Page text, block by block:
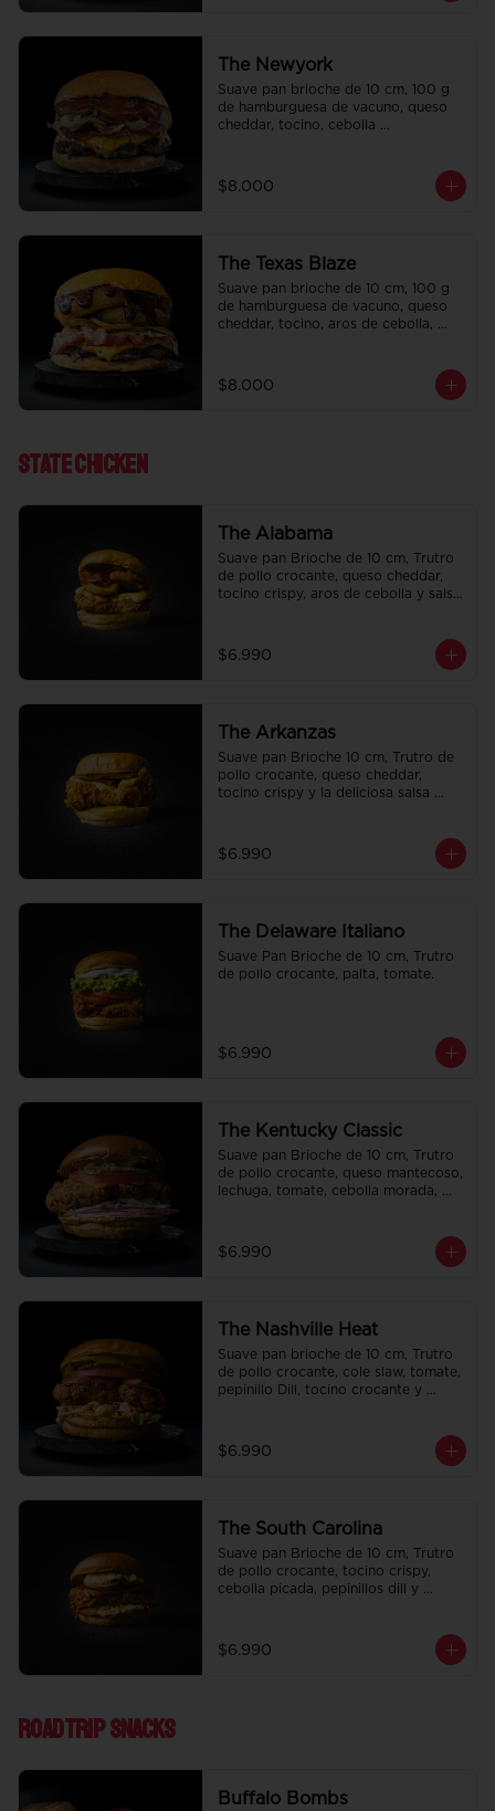
The Newyork
Suave pan brioche de 10 cm, 100 g
de hamburguesa de vacuno, queso
cheddar, tocino, cebolla
$8.000
The Texas Blaze
Suave pan brioche de 10 cm, 100 g
de hamburguesa de vacuno, queso
cheddar, tocino, aros de cebolla,
$8.000
State ChIcken
The Alabama
Suave pan Brioche de 10 cm, Trutro
de pollo crocante, queso cheddar,
tocino crispy, aros de cebolla y salsa
$6.990
The Arkanzas
Suave pan Brioche 10 cm, Trutro de
pollo crocante, queso cheddar,
tocino crispy y la deliciosa salsa
$6.990
The Delaware Italiano
Suave Pan Brioche de 10 cm, Trutro
de pollo crocante, palta, tomate.
$6.990
The Kentucky Classic
Suave pan Brioche de 10 cm, Trutro
de pollo crocante, queso mantecoso,
lechuga, tomate, cebolla morada,
$6.990
The Nashville Heat
Suave pan brioche de 10 cm, Trutro
de pollo crocante, cole slaw, tomate,
pepinillo Dill, tocino crocante y
$6.990
The South Carolina
Suave pan Brioche de 10 cm, Trutro
de pollo crocante, tocino crispy,
cebolla picada, pepinillos dill y
$6.990
Roadtrip Snacks
Buffalo Bombs